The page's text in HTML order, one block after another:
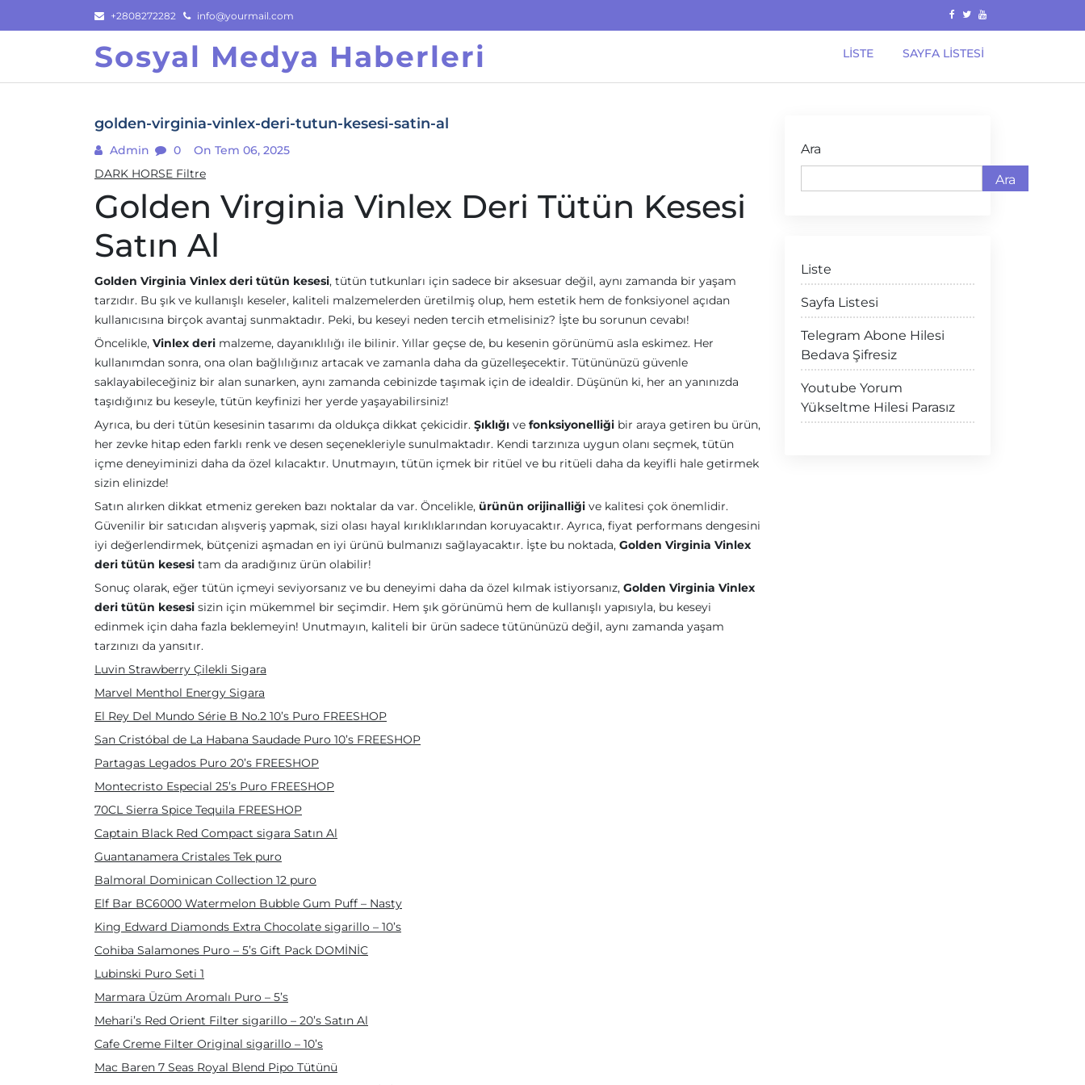
to
+2808272282 info@yourmail.com
Sosyal Medya Haberleri LISTE SAYFA LISTESI
golden-virginia-vinlex-deri-tutun-kesesi-satin-al
Admin 0
On Tem 06, 2025
DARK HORSE Filtre
Golden Virginia Vinlex Deri Tütün Kesesi
Satın Al
Golden Virginia Vinlex deri tütün kesesi, tütün tutkunları için sadece bir aksesuar değil, aynı zamanda bir yaşam
tarzıdır. Bu şık ve kullanışlı keseler, kaliteli malzemelerden üretilmiş olup, hem estetik hem de fonksiyonel açıdan
kullanıcısına birçok avantaj sunmaktadır. Peki, bu keseyi neden tercih etmelisiniz? İşte bu sorunun cevabı!
Öncelikle, Vinlex deri malzeme, dayanıklılığı ile bilinir. Yıllar geçse de, bu kesenin görünümü asla eskimez. Her
kullanımdan sonra, ona olan bağlılığınız artacak ve zamanla daha da güzelleşecektir. Tütününüzü güvenle
saklayabileceğiniz bir alan sunarken, aynı zamanda cebinizde taşımak için de idealdir. Düşünün ki, her an yanınızda
taşıdığınız bu keseyle, tütün keyfinizi her yerde yaşayabilirsiniz!
Ayrıca, bu deri tütün kesesinin tasarımı da oldukça dikkat çekicidir. Şıklığı ve fonksiyonelliği bir araya getiren bu ürün,
her zevke hitap eden farklı renk ve desen seçenekleriyle sunulmaktadır. Kendi tarzınıza uygun olanı seçmek, tütün
içme deneyiminizi daha da özel kılacaktır. Unutmayın, tütün içmek bir ritüel ve bu ritüeli daha da keyifli hale getirmek
sizin elinizde!
Satın alırken dikkat etmeniz gereken bazı noktalar da var. Öncelikle, ürünün orijinalliği ve kalitesi çok önemlidir.
Güvenilir bir satıcıdan alışveriş yapmak, sizi olası hayal kırıklıklarından koruyacaktır. Ayrıca, fiyat performans dengesini
iyi değerlendirmek, bütçenizi aşmadan en iyi ürünü bulmanızı sağlayacaktır. İşte bu noktada, Golden Virginia Vinlex
deri tütün kesesi tam da aradığınız ürün olabilir!
Sonuç olarak, eğer tütün içmeyi seviyorsanız ve bu deneyimi daha da özel kılmak istiyorsanız, Golden Virginia Vinlex
deri tütün kesesi sizin için mükemmel bir seçimdir. Hem şık görünümü hem de kullanışlı yapısıyla, bu keseyi
edinmek için daha fazla beklemeyin! Unutmayın, kaliteli bir ürün sadece tütününüzü değil, aynı zamanda yaşam
tarzınızı da yansıtır.
Luvin Strawberry Çilekli Sigara
Marvel Menthol Energy Sigara
El Rey Del Mundo Série B No.2 10’s Puro FREESHOP
San Cristóbal de La Habana Saudade Puro 10’s FREESHOP
Partagas Legados Puro 20’s FREESHOP
Montecristo Especial 25’s Puro FREESHOP
70CL Sierra Spice Tequila FREESHOP
Captain Black Red Compact sigara Satın Al
Guantanamera Cristales Tek puro
Balmoral Dominican Collection 12 puro
Elf Bar BC6000 Watermelon Bubble Gum Puff – Nasty
King Edward Diamonds Extra Chocolate sigarillo – 10’s
Cohiba Salamones Puro – 5’s Gift Pack DOMİNİC
Lubinski Puro Seti 1
Marmara Üzüm Aromalı Puro – 5’s
Mehari’s Red Orient Filter sigarillo – 20’s Satın Al
Cafe Creme Filter Original sigarillo – 10’s
Mac Baren 7 Seas Royal Blend Pipo Tütünü
Ara
Ara
Liste
Sayfa Listesi
Telegram Abone Hilesi
Bedava Şifresiz
Youtube Yorum
Yükseltme Hilesi Parasız